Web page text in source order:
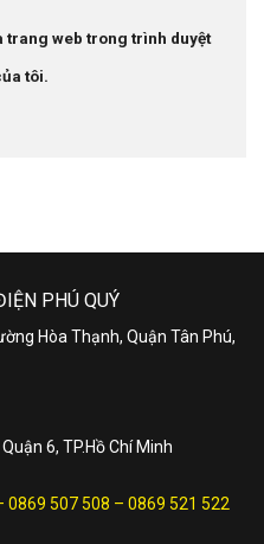
trang web trong trình duyệt
tôi.
PHÚ QUÝ
Hòa Thạnh, Quận Tân Phú,
6, TP.Hồ Chí Minh
0869 507 508 – 0869 521 522